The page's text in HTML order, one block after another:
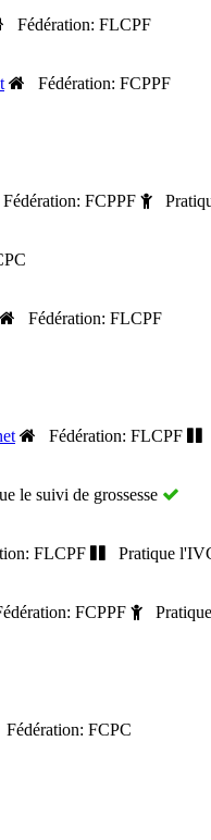
Fédération: FLCPF
Fédération: FCPPF
Fédération: FCPPF
Fédération: FLCPF
Fédération: FLCPF
le suivi de grossesse
FLCPF Pratique
FCPPF
Fédération: FCPC